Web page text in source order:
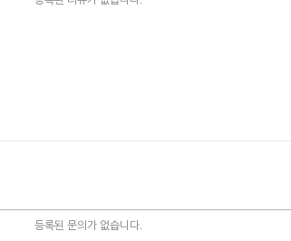
등록된 문의가 없습니다.